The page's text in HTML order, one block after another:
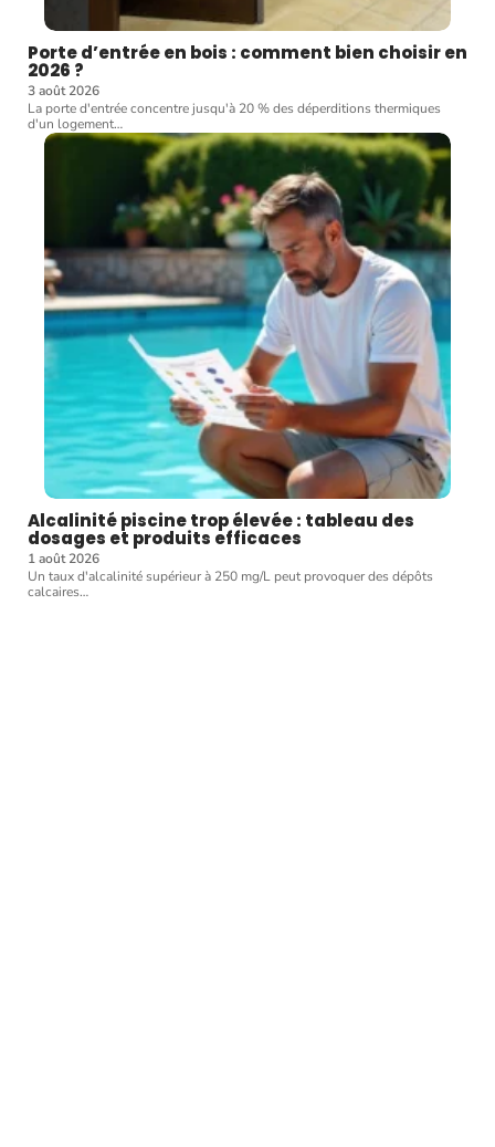
Porte d’entrée en bois : comment bien choisir en
2026 ?
3 août 2026
La porte d'entrée concentre jusqu'à 20 % des déperditions thermiques
d'un logement…
Alcalinité piscine trop élevée : tableau des
dosages et produits efficaces
1 août 2026
Un taux d'alcalinité supérieur à 250 mg/L peut provoquer des dépôts
calcaires…